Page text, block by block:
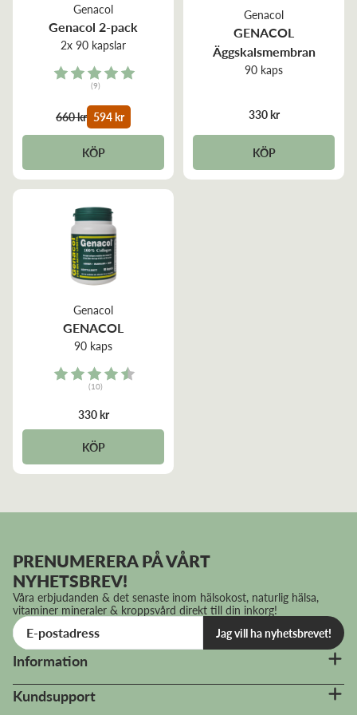
Genacol
Genacol 2-pack
2x 90 kapslar
Rating:
(9)
660 kr 594 kr
KÖP
Genacol
GENACOL
Äggskalsmembran
90 kaps
330 kr
KÖP
Genacol
GENACOL
90 kaps
Rating:
(10)
330 kr
KÖP
PRENUMERERA PÅ VÅRT
NYHETSBREV!
Våra erbjudanden & det senaste inom hälsokost, naturlig hälsa,
vitaminer mineraler & kroppsvård direkt till din inkorg!
Jag vill ha nyhetsbrevet!
Information
Kundsupport